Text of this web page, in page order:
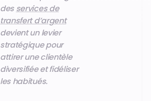
des services de
transfert d’argent
devient un levier
stratégique pour
attirer une clientèle
diversifiée et fidéliser
les habitués.